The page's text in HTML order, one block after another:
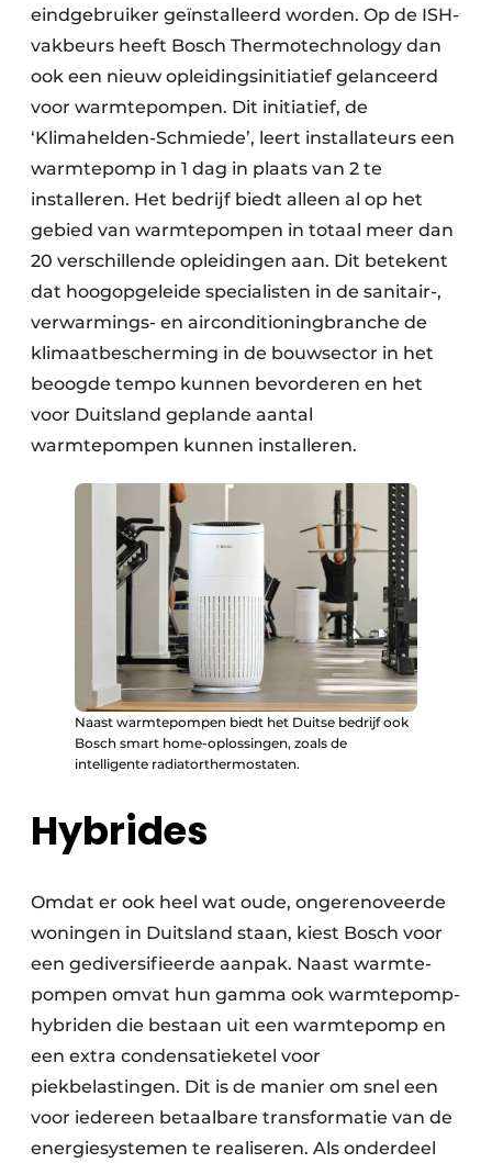
eind­gebruiker geïnstalleerd worden. Op de ISH-
vak­beurs heeft Bosch Thermotechnology dan
ook een nieuw opleidingsinitiatief gelanceerd
voor warmtepompen. Dit initiatief, de
‘Klimahelden-Schmiede’, leert installateurs een
warmtepomp in 1 dag in plaats van 2 te
installeren. Het bedrijf biedt alleen al op het
gebied van warmtepompen in totaal meer dan
20 verschillende opleidingen aan. Dit betekent
dat hoogopgeleide specialisten in de sanitair-,
verwarmings- en airconditioning­branche de
klimaatbescherming in de bouwsector in het
beoogde tempo kunnen bevorderen en het
voor Duitsland geplande aantal
warmtepompen kunnen installeren.
Naast warmtepompen biedt het Duitse bedrijf ook
Bosch smart home-oplossingen, zoals de
intelligente radiatorthermostaten.
Hybrides
Omdat er ook heel wat oude, ongerenoveerde
woningen in Duitsland staan, kiest Bosch voor
een gediversifieerde aanpak. Naast warmte­
pompen omvat hun gamma ook warmtepomp­
hybriden die bestaan uit een warmtepomp en
een extra condensatieketel voor
piekbelastingen. Dit is de manier om snel een
voor iedereen betaal­bare transformatie van de
energie­systemen te realiseren. Als onderdeel